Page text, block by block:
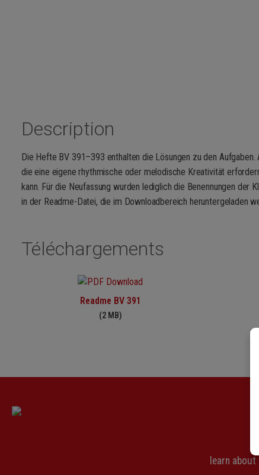
Description
Die Hefte BV 391–393 enthalten die Lösungen zu den
die eine eigene rhythmische oder melodische Kreativität
kann. Für die Neufassung wurden lediglich die Benennungen
in der Readme-Datei, die im Downloadbereich heruntergeladen
Téléchargements
Readme BV 391
(2 MB)
learn